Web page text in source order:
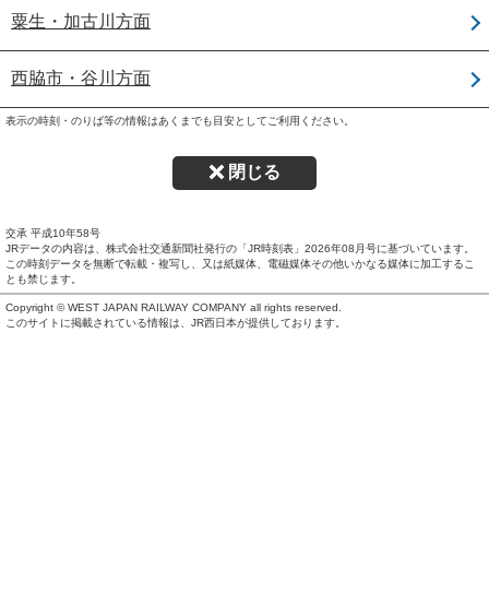
粟生・加古川方面
西脇市・谷川方面
表示の時刻・のりば等の情報はあくまでも目安としてご利用ください。
閉じる
交承 平成10年58号
JRデータの内容は、株式会社交通新聞社発行の「JR時刻表」 2026年08月号に基づいています。
この時刻データを無断で転載・複写し、又は紙媒体、電磁媒体その他いかなる媒体に加工するこ
とも禁じます。
Copyright © WEST JAPAN RAILWAY COMPANY all rights reserved.
このサイトに掲載されている情報は、JR西日本が提供しております。